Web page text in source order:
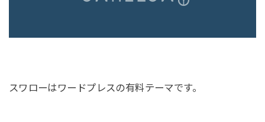
スワローはワードプレスの有料テーマです。